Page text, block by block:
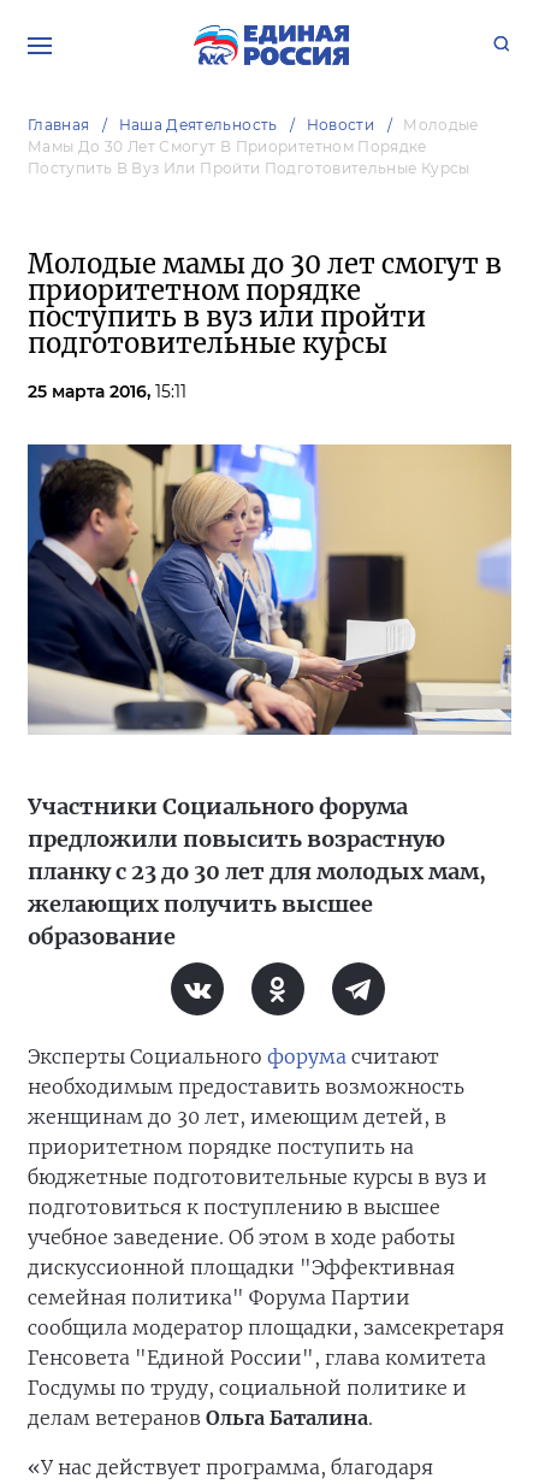
Главная Наша Деятельность Новости
Молодые
Мамы До 30 Лет Смогут В Приоритетном Порядке
Поступить В Вуз Или Пройти Подготовительные Курсы
Молодые мамы до 30 лет смогут в
приоритетном порядке
поступить в вуз или пройти
подготовительные курсы
25 марта 2016, 15:11
Участники Социального форума
предложили повысить возрастную
планку с 23 до 30 лет для молодых мам,
желающих получить высшее
образование
Эксперты Социального форума считают
необходимым предоставить возможность
женщинам до 30 лет, имеющим детей, в
приоритетном порядке поступить на
бюджетные подготовительные курсы в вуз и
подготовиться к поступлению в высшее
учебное заведение. Об этом в ходе работы
дискуссионной площадки "Эффективная
семейная политика" Форума Партии
сообщила модератор площадки, замсекретаря
Генсовета "Единой России", глава комитета
Госдумы по труду, социальной политике и
делам ветеранов Ольга Баталина.
«У нас действует программа, благодаря